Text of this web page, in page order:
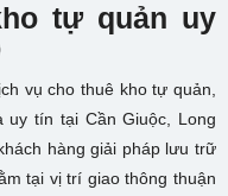
tự quản uy
vụ cho thuê kho tự quản,
uy tín tại Cần Giuộc, Long
hàng giải pháp lưu trữ
tại vị trí giao thông thuận